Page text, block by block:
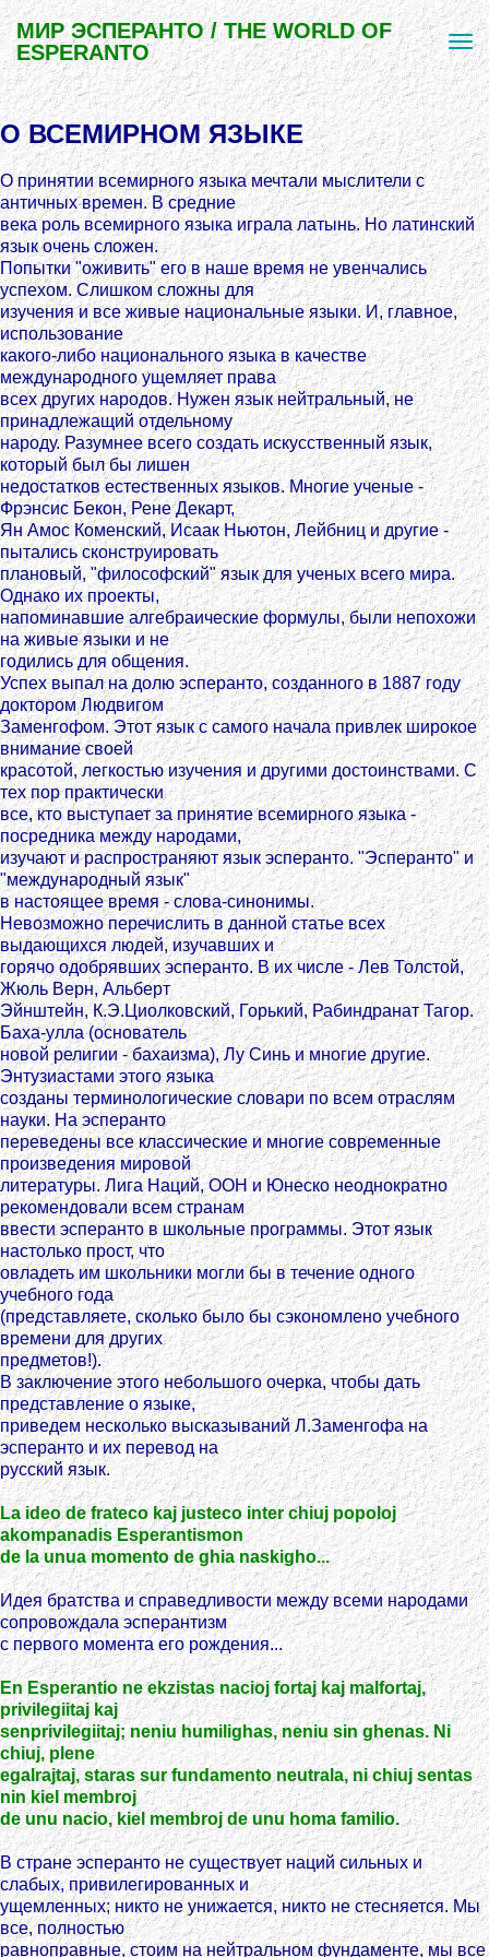
МИР ЭСПЕРАНТО / THE WORLD OF
ESPERANTO
О ВСЕМИРНОМ ЯЗЫКЕ
О принятии всемирного языка мечтали мыслители с
античных времен. В средние
века роль всемирного языка играла латынь. Но латинский
язык очень сложен.
Попытки "оживить" его в наше время не увенчались
успехом. Слишком сложны для
изучения и все живые национальные языки. И, главное,
использование
какого-либо национального языка в качестве
международного ущемляет права
всех других народов. Нужен язык нейтральный, не
принадлежащий отдельному
народу. Разумнее всего создать искусственный язык,
который был бы лишен
недостатков естественных языков. Многие ученые -
Фрэнсис Бекон, Рене Декарт,
Ян Амос Коменский, Исаак Ньютон, Лейбниц и другие -
пытались сконструировать
плановый, "философский" язык для ученых всего мира.
Однако их проекты,
напоминавшие алгебраические формулы, были непохожи
на живые языки и не
годились для общения.
Успех выпал на долю эсперанто, созданного в 1887 году
доктором Людвигом
Заменгофом. Этот язык с самого начала привлек широкое
внимание своей
красотой, легкостью изучения и другими достоинствами. С
тех пор практически
все, кто выступает за принятие всемирного языка -
посредника между народами,
изучают и распространяют язык эсперанто. "Эсперанто" и
"международный язык"
в настоящее время - слова-синонимы.
Невозможно перечислить в данной статье всех
выдающихся людей, изучавших и
горячо одобрявших эсперанто. В их числе - Лев Толстой,
Жюль Верн, Альберт
Эйнштейн, К.Э.Циолковский, Горький, Рабиндранат Тагор.
Баха-улла (основатель
новой религии - бахаизма), Лу Синь и многие другие.
Энтузиастами этого языка
созданы терминологические словари по всем отраслям
науки. На эсперанто
переведены все классические и многие современные
произведения мировой
литературы. Лига Наций, ООН и Юнеско неоднократно
рекомендовали всем странам
ввести эсперанто в школьные программы. Этот язык
настолько прост, что
овладеть им школьники могли бы в течение одного
учебного года
(представляете, сколько было бы сэкономлено учебного
времени для других
предметов!).
В заключение этого небольшого очерка, чтобы дать
представление о языке,
приведем несколько высказываний Л.Заменгофа на
эсперанто и их перевод на
русский язык.
La ideo de frateco kaj justeco inter chiuj popoloj
akompanadis Esperantismon
de la unua momento de ghia naskigho...
Идея братства и справедливости между всеми народами
сопровождала эсперантизм
с первого момента его рождения...
En Esperantio ne ekzistas nacioj fortaj kaj malfortaj,
privilegiitaj kaj
senprivilegiitaj; neniu humilighas, neniu sin ghenas. Ni
chiuj, plene
egalrajtaj, staras sur fundamento neutrala, ni chiuj sentas
nin kiel membroj
de unu nacio, kiel membroj de unu homa familio.
В стране эсперанто не существует наций сильных и
слабых, привилегированных и
ущемленных; никто не унижается, никто не стесняется. Мы
все, полностью
равноправные, стоим на нейтральном фундаменте, мы все